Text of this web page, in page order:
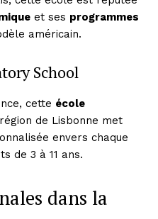
et ses programmes
américain.
School
cette école
de Lisbonne met
envers chaque
de 3 à 11 ans.
dans la